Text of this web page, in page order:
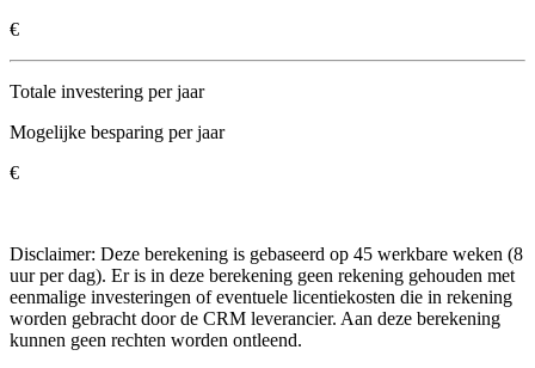
€
Totale investering per jaar
Mogelijke besparing per jaar
€
Disclaimer: Deze berekening is gebaseerd op 45 werkbare weken (8
uur per dag). Er is in deze berekening geen rekening gehouden met
eenmalige investeringen of eventuele licentiekosten die in rekening
worden gebracht door de CRM leverancier. Aan deze berekening
kunnen geen rechten worden ontleend.